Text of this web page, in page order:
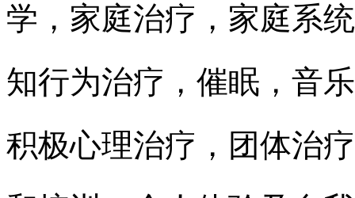
学，家庭治疗，家庭系
知行为治疗，催眠，音
积极心理治疗，团体治